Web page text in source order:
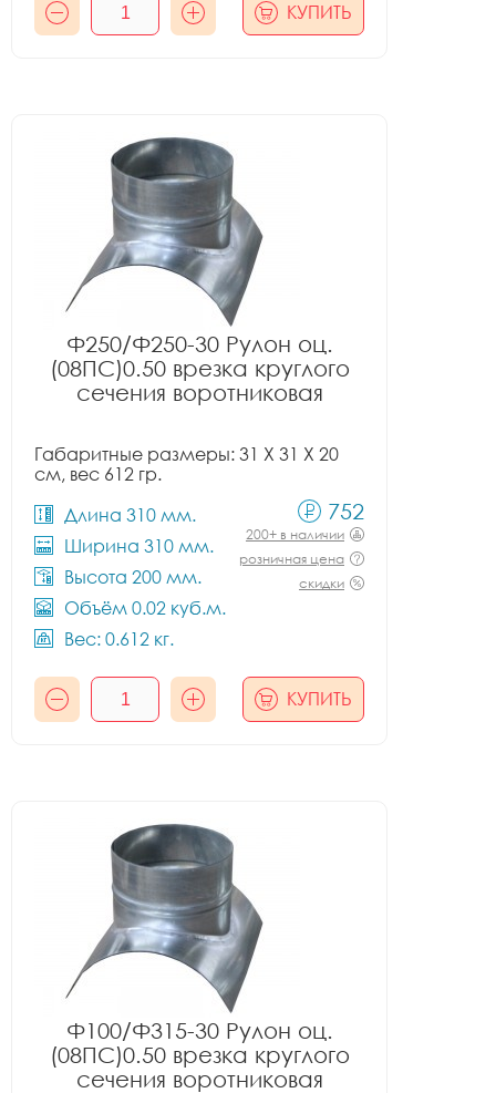
КУПИТЬ
Ф250/Ф250-30 Рулон оц.
(08ПС)0.50 врезка круглого
сечения воротниковая
Габаритные размеры: 31 X 31 X 20
см, вес 612 гр.
Длина 310 мм.
Ширина 310 мм.
Высота 200 мм.
Объём 0.02 куб.м.
Вес: 0.612 кг.
752
200+ в наличии
розничная цена
скидки
КУПИТЬ
Ф100/Ф315-30 Рулон оц.
(08ПС)0.50 врезка круглого
сечения воротниковая